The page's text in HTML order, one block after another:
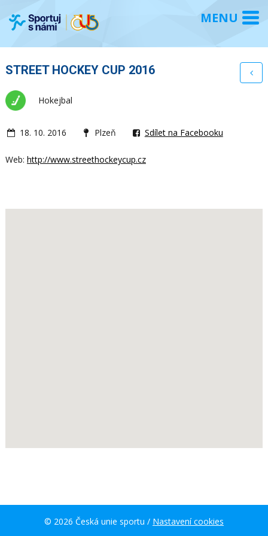
STREET HOCKEY CUP 2016
Hokejbal
18. 10. 2016 Plzeň Sdílet na Facebooku
Web: http://www.streethockeycup.cz
© 2026 Česká unie sportu / Nastavení cookies